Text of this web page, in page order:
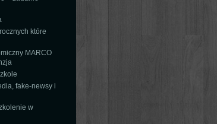
które
MARCO
fake-newsy i
w